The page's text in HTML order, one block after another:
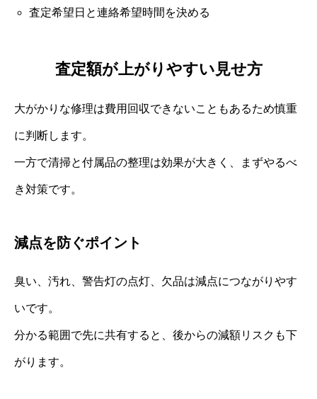
査定希望日と連絡希望時間を決める
査定額が上がりやすい見せ方
大がかりな修理は費用回収できないこともあるため慎重
に判断します。
一方で清掃と付属品の整理は効果が大きく、まずやるべ
き対策です。
減点を防ぐポイント
臭い、汚れ、警告灯の点灯、欠品は減点につながりやす
いです。
分かる範囲で先に共有すると、後からの減額リスクも下
がります。